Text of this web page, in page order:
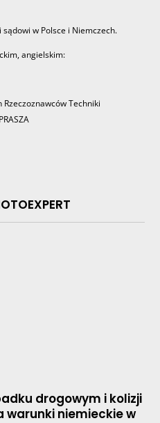
w Polsce i Niemczech.
angielskim:
Techniki
drogowym i kolizji
warunki niemieckie w